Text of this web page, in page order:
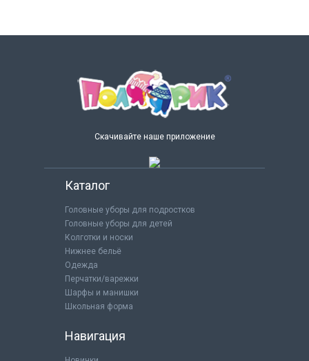
Скачивайте наше приложение
Каталог
Головные уборы для подростков
Головные уборы для детей
Колготки и носки
Нижнее бельё
Одежда
Перчатки/варежки
Шарфы и манишки
Школьная форма
Навигация